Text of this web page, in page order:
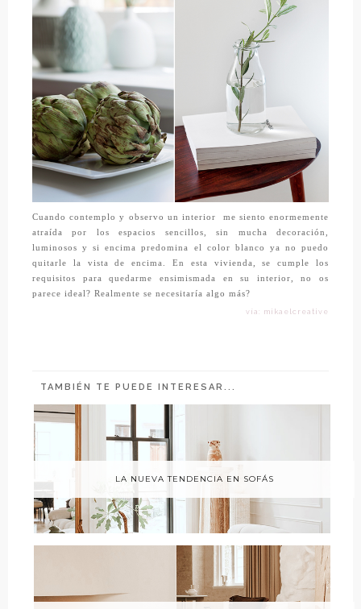
Cuando contemplo y observo un interior
me siento enormemente
atraída por los espacios sencillos, sin mucha decoración,
luminosos y si encima predomina el color blanco ya no puedo
quitarle la vista de encima. En esta vivienda, se cumple los
requisitos para quedarme ensimismada en su interior, no os
parece ideal? Realmente se necesitaría algo más?
vía: mikaelcreative
TAMBIÉN TE PUEDE INTERESAR...
LA NUEVA TENDENCIA EN SOFÁS